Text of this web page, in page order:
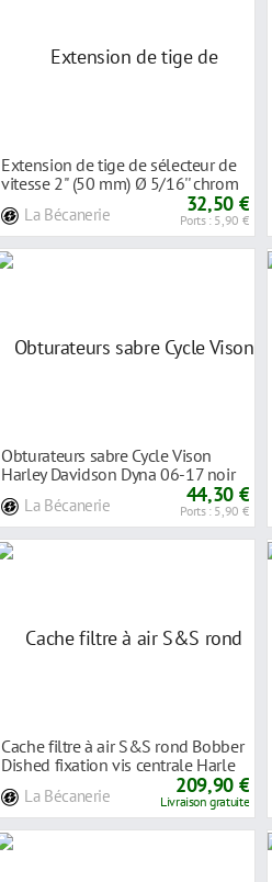
Extension de tige de sélecteur de
vitesse 2'' (50 mm) Ø 5/16'' chrom
La Bécanerie 32,50 €
Ports : 5,90 €
Obturateurs sabre Cycle Vison
Harley Davidson Dyna 06-17 noir
La Bécanerie 44,30 €
Ports : 5,90 €
Cache filtre à air S&S rond Bobber
Dished fixation vis centrale Harle
La Bécanerie 209,90 €
Livraison gratuite